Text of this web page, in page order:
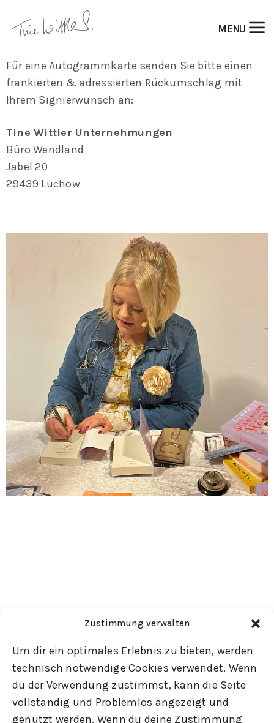
Zustimmung verwalten
Um dir ein optimales Erlebnis zu bieten, werden
technisch notwendige Cookies verwendet. Wenn
du der Verwendung zustimmst, kann die Seite
vollständig und Problemlos angezeigt und
genutzt werden. Wenn du deine Zustimmung
MENU
Autogrammanfragen
Für eine Autogrammkarte senden Sie bitte einen
frankierten & adressierten Rückumschlag mit
Ihrem Signierwunsch an:
Tine Wittler Unternehmungen
Büro Wendland
Jabel 20
29439 Lüchow